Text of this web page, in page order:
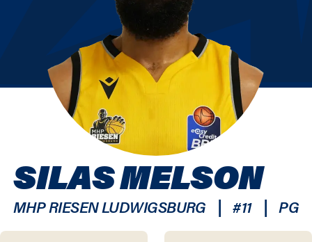
SILAS MELSON
MHP RIESEN LUDWIGSBURG | #11 | PG